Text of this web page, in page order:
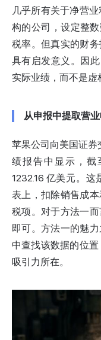
几乎所有关于净营
构的公司，设定整
税率。但真实的财
具有启发意义。因
实际业绩，而不是虚
从申报中提取营
苹果公司向美国证券
绩报告中显示，截
1232.16 亿美元。这
表上，扣除销售成
税项。对于方法一
即可。方法一的魅
中查找该数据的位置
吸引力所在。